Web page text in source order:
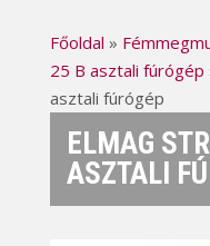
Főoldal »
25 B asztali fúrógép
asztali fúrógép
ELMAG
ASZTALI